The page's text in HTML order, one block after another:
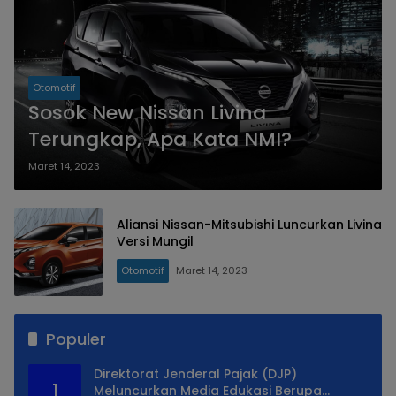
Otomotif
Sosok New Nissan Livina
Terungkap, Apa Kata NMI?
Maret 14, 2023
Aliansi Nissan-Mitsubishi Luncurkan Livina
Versi Mungil
Otomotif Maret 14, 2023
Populer
1
Direktorat Jenderal Pajak (DJP)
Meluncurkan Media Edukasi Berupa